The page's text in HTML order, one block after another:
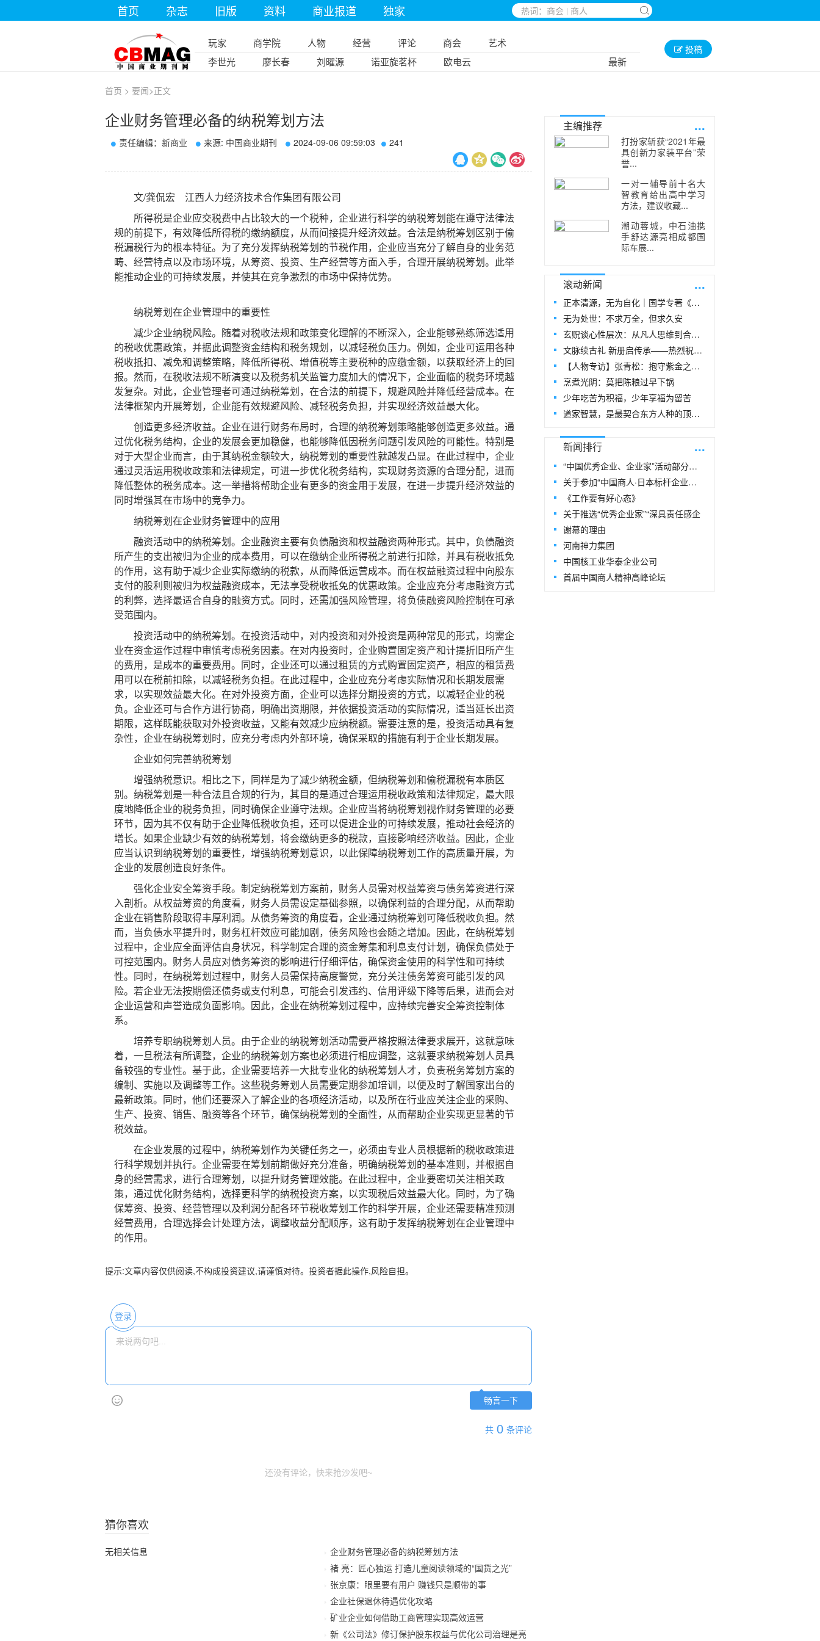
首页 杂志 旧版 资料 商业报道 独家
玩家 商学院 人物 经营 评论 商会
艺术
李世光
廖长春 刘曜源 诺亚旋茗杯 欧电云 最新
投稿
首页 > 要闻>正文
企业财务管理必备的纳税筹划方法
责任编辑：新商业 来源: 中国商业期刊 2024-09-06 09:59:03 241
文/龚侃宏 江西人力经济技术合作集团有限公司
所得税是企业应交税费中占比较大的一个税种，企业进行科学的纳税筹划能在遵守法律法
规的前提下，有效降低所得税的缴纳额度，从而间接提升经济效益。合法是纳税筹划区别于偷
税漏税行为的根本特征。为了充分发挥纳税筹划的节税作用，企业应当充分了解自身的业务范
畴、经营特点以及市场环境，从筹资、投资、生产经营等方面入手，合理开展纳税筹划。此举
能推动企业的可持续发展，并使其在竞争激烈的市场中保持优势。
纳税筹划在企业管理中的重要性
减少企业纳税风险。随着对税收法规和政策变化理解的不断深入，企业能够熟练筛选适用
的税收优惠政策，并据此调整资金结构和税务规划，以减轻税负压力。例如，企业可运用各种
税收抵扣、减免和调整策略，降低所得税、增值税等主要税种的应缴金额，以获取经济上的回
报。然而，在税收法规不断演变以及税务机关监管力度加大的情况下，企业面临的税务环境越
发复杂。对此，企业管理者可通过纳税筹划，在合法的前提下，规避风险并降低经营成本。在
法律框架内开展筹划，企业能有效规避风险、减轻税务负担，并实现经济效益最大化。
创造更多经济收益。企业在进行财务布局时，合理的纳税筹划策略能够创造更多效益。通
过优化税务结构，企业的发展会更加稳健，也能够降低因税务问题引发风险的可能性。特别是
对于大型企业而言，由于其纳税金额较大，纳税筹划的重要性就越发凸显。在此过程中，企业
通过灵活运用税收政策和法律规定，可进一步优化税务结构，实现财务资源的合理分配，进而
降低整体的税务成本。这一举措将帮助企业有更多的资金用于发展，在进一步提升经济效益的
同时增强其在市场中的竞争力。
纳税筹划在企业财务管理中的应用
融资活动中的纳税筹划。企业融资主要有负债融资和权益融资两种形式。其中，负债融资
所产生的支出被归为企业的成本费用，可以在缴纳企业所得税之前进行扣除，并具有税收抵免
的作用，这有助于减少企业实际缴纳的税款，从而降低运营成本。而在权益融资过程中向股东
支付的股利则被归为权益融资成本，无法享受税收抵免的优惠政策。企业应充分考虑融资方式
的利弊，选择最适合自身的融资方式。同时，还需加强风险管理，将负债融资风险控制在可承
受范围内。
投资活动中的纳税筹划。在投资活动中，对内投资和对外投资是两种常见的形式，均需企
业在资金运作过程中审慎考虑税务因素。在对内投资时，企业购置固定资产和计提折旧所产生
的费用，是成本的重要费用。同时，企业还可以通过租赁的方式购置固定资产，相应的租赁费
用可以在税前扣除，以减轻税务负担。在此过程中，企业应充分考虑实际情况和长期发展需
求，以实现效益最大化。在对外投资方面，企业可以选择分期投资的方式，以减轻企业的税
负。企业还可与合作方进行协商，明确出资期限，并依据投资活动的实际情况，适当延长出资
期限，这样既能获取对外投资收益，又能有效减少应纳税额。需要注意的是，投资活动具有复
杂性，企业在纳税筹划时，应充分考虑内外部环境，确保采取的措施有利于企业长期发展。
企业如何完善纳税筹划
增强纳税意识。相比之下，同样是为了减少纳税金额，但纳税筹划和偷税漏税有本质区
别。纳税筹划是一种合法且合规的行为，其目的是通过合理运用税收政策和法律规定，最大限
度地降低企业的税务负担，同时确保企业遵守法规。企业应当将纳税筹划视作财务管理的必要
环节，因为其不仅有助于企业降低税收负担，还可以促进企业的可持续发展，推动社会经济的
增长。如果企业缺少有效的纳税筹划，将会缴纳更多的税款，直接影响经济收益。因此，企业
应当认识到纳税筹划的重要性，增强纳税筹划意识，以此保障纳税筹划工作的高质量开展，为
企业的发展创造良好条件。
强化企业安全筹资手段。制定纳税筹划方案前，财务人员需对权益筹资与债务筹资进行深
入剖析。从权益筹资的角度看，财务人员需设定基础参照，以确保利益的合理分配，从而帮助
企业在销售阶段取得丰厚利润。从债务筹资的角度看，企业通过纳税筹划可降低税收负担。然
而，当负债水平提升时，财务杠杆效应可能加剧，债务风险也会随之增加。因此，在纳税筹划
过程中，企业应全面评估自身状况，科学制定合理的资金筹集和利息支付计划，确保负债处于
可控范围内。财务人员应对债务筹资的影响进行仔细评估，确保资金使用的科学性和可持续
性。同时，在纳税筹划过程中，财务人员需保持高度警觉，充分关注债务筹资可能引发的风
险。若企业无法按期偿还债务或支付利息，可能会引发违约、信用评级下降等后果，进而会对
企业运营和声誉造成负面影响。因此，企业在纳税筹划过程中，应持续完善安全筹资控制体
系。
培养专职纳税筹划人员。由于企业的纳税筹划活动需要严格按照法律要求展开，这就意味
着，一旦税法有所调整，企业的纳税筹划方案也必须进行相应调整，这就要求纳税筹划人员具
备较强的专业性。基于此，企业需要培养一大批专业化的纳税筹划人才，负责税务筹划方案的
编制、实施以及调整等工作。这些税务筹划人员需要定期参加培训，以便及时了解国家出台的
最新政策。同时，他们还要深入了解企业的各项经济活动，以及所在行业应关注企业的采购、
生产、投资、销售、融资等各个环节，确保纳税筹划的全面性，从而帮助企业实现更显著的节
税效益。
在企业发展的过程中，纳税筹划作为关键任务之一，必须由专业人员根据新的税收政策进
行科学规划并执行。企业需要在筹划前期做好充分准备，明确纳税筹划的基本准则，并根据自
身的经营需求，进行合理筹划，以提升财务管理效能。在此过程中，企业要密切关注相关政
策，通过优化财务结构，选择更科学的纳税投资方案，以实现税后效益最大化。同时，为了确
保筹资、投资、经营管理以及利润分配各环节税收筹划工作的科学开展，企业还需要精准预测
经营费用，合理选择会计处理方法，调整收益分配顺序，这有助于发挥纳税筹划在企业管理中
的作用。
提示:文章内容仅供阅读,不构成投资建议,请谨慎对待。投资者据此操作,风险自担。
登录
畅言一下
共 0 条评论
还没有评论，快来抢沙发吧~
猜你喜欢
无相关信息
企业财务管理必备的纳税筹划方法
褚 亮：匠心独运 打造儿童阅读领域的“国货之光”
张京康：眼里要有用户 赚钱只是顺带的事
企业社保退休待遇优化攻略
矿业企业如何借助工商管理实现高效运营
新《公司法》修订保护股东权益与优化公司治理是亮
主编推荐 ...
打扮家斩获“2021年最
具创新力家装平台”荣
誉...
一对一辅导前十名大
智教育给出高中学习
方法，建议收藏...
潮动蓉城，中石油携
手舒达源亮相成都国
际车展...
滚动新闻 ...
正本清源，无为自化｜国学专著《玄贶思想》
无为处世：不求万全，但求久安
玄贶谈心性层次：从凡人思维到合道思维
文脉续古礼 新册启传承——热烈祝贺玄
【人物专访】张青松：抱守紫金之阳，在周易
烹煮光阴：莫把陈粮过早下锅
少年吃苦为积福，少年享福为留苦
道家智慧，是最契合东方人种的顶级生命指
新闻排行 ...
“中国优秀企业、企业家”活动部分风采
关于参加“中国商人·日本标杆企业研修
《工作要有好心态》
关于推选“优秀企业家”“深具责任感企
谢幕的理由
河南神力集团
中国核工业华泰企业公司
首届中国商人精神高峰论坛